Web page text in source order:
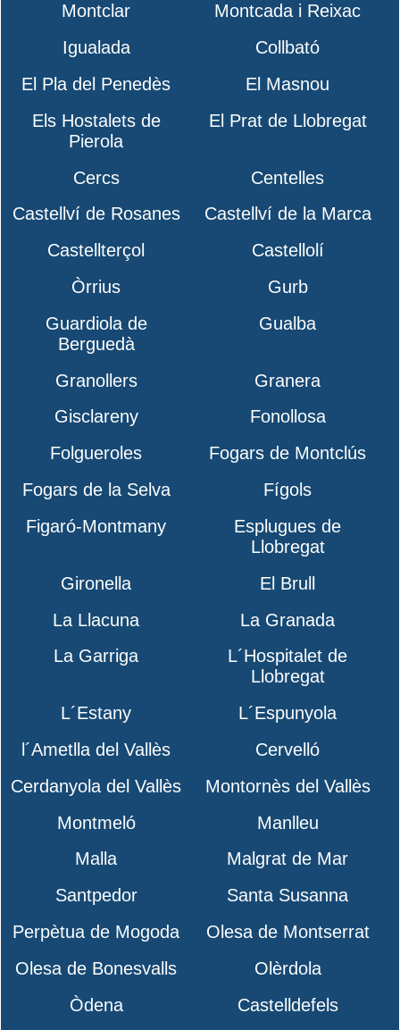
Montclar
Montcada i Reixac
Igualada
Collbató
El Pla del Penedès
El Masnou
Els Hostalets de
Pierola
El Prat de Llobregat
Cercs
Centelles
Castellví de Rosanes
Castellví de la Marca
Castellterçol
Castellolí
Òrrius
Gurb
Guardiola de
Berguedà
Gualba
Granollers
Granera
Gisclareny
Fonollosa
Folgueroles
Fogars de Montclús
Fogars de la Selva
Fígols
Figaró-Montmany
Esplugues de
Llobregat
Gironella
El Brull
La Llacuna
La Granada
La Garriga
L´Hospitalet de
Llobregat
L´Estany
L´Espunyola
l´Ametlla del Vallès
Cervelló
Cerdanyola del Vallès
Montornès del Vallès
Montmeló
Manlleu
Malla
Malgrat de Mar
Santpedor
Santa Susanna
Perpètua de Mogoda
Olesa de Montserrat
Olesa de Bonesvalls
Olèrdola
Òdena
Castelldefels